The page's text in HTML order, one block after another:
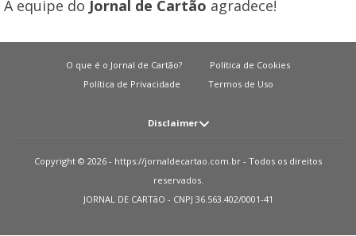
A equipe do Jornal de Cartão agradece!
O que é o Jornal de Cartão?
Política de Cookies
Política de Privacidade
Termos de Uso
Disclaimer
em dinheiro para liberação de qualquer tipo de produto financeiro, seja
cartão de crédito, financiamento ou empréstimo. Caso isto aconteça nos
avise pelo formulário imediatamente. Observações: O JORNAL DE CARTãO
Copyright © 2026 - https://jornaldecartao.com.br - Todos os direitos
reservados.
JORNAL DE CARTãO - CNPJ 36.563.402/0001-41